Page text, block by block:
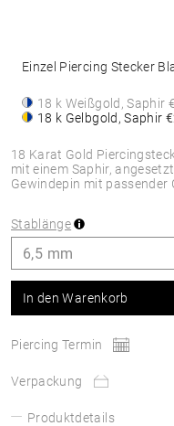
18 Karat Gold
mit einem Saphir,
Gewindepin mit passender
Einzel Piercing Stecker
18 k Weißgold, Saphir
18 k Gelbgold, Saphir
Stablänge
In den Warenkorb
Piercing Termin
Verpackung
Produktdetails